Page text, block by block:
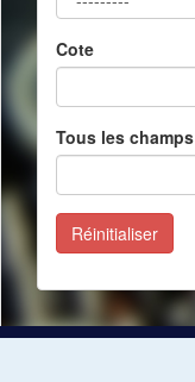
Cote
Tous les champs
Réinitialiser